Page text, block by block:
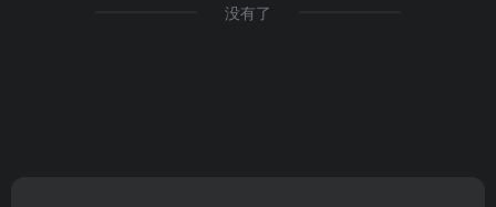
没有了